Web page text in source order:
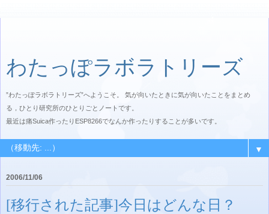
わたっぽラボラトリーズ
”わたっぽラボラトリーズ”へようこそ。 気が向いたときに気が向いたことをまとめ
る，ひとり研究所のひとりごとノートです。
最近は痛Suica作ったりESP8266でなんか作ったりすることが多いです。
▼
2006/11/06
[移行された記事]今日はどんな日？